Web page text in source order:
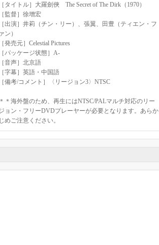
［タイトル］大羅劍俠 The Secret of The Dirk（1970）
［監督］徐增宏
［出演］井莉（チン・リー）、張翼、田豊（ティエン・フ
ァン）
［発売元］Celestial Pictures
［パッケージ状態］A-
［音声］北京語
［字幕］英語・中国語
［備考/コメント］〈リージョン3〉NTSC
＊＊海外盤のため、再生にはNTSC/PALマルチ対応のリー
ョン・フリーDVDプレーヤーが必要となります。あらか
じめご注意ください。